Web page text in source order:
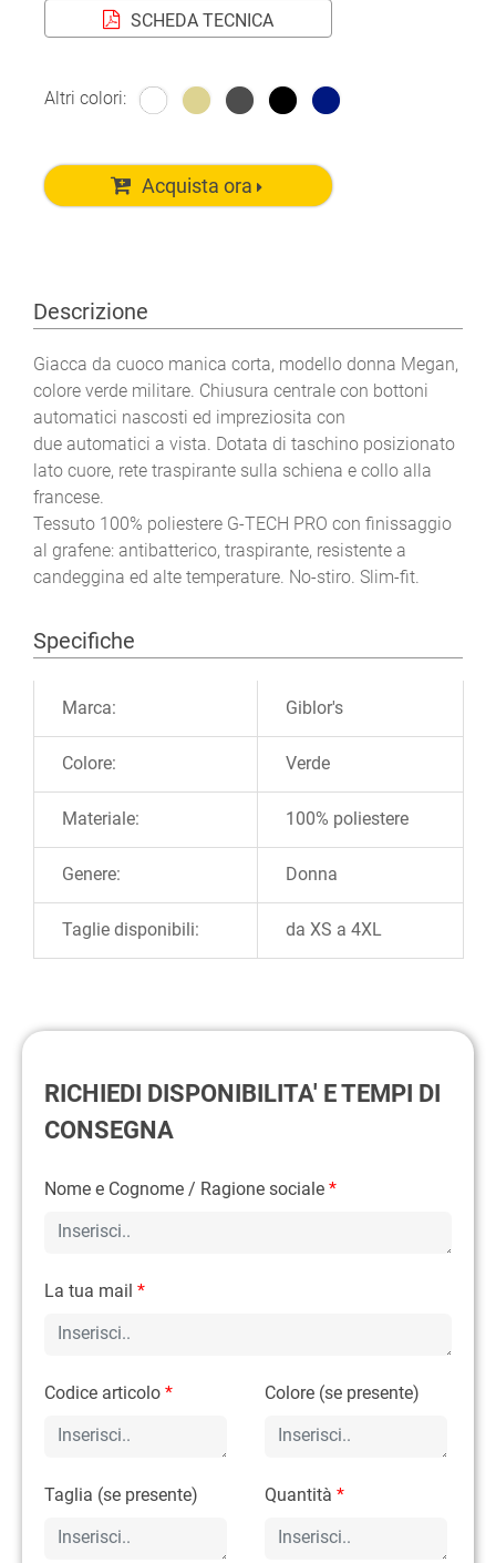
SCHEDA TECNICA
Altri colori:
Acquista ora
Descrizione
Giacca da cuoco manica corta, modello donna Megan,
colore verde militare. Chiusura centrale con bottoni
automatici nascosti ed impreziosita con
due automatici a vista. Dotata di taschino posizionato
lato cuore, rete traspirante sulla schiena e collo alla
francese.
Tessuto 100% poliestere G-TECH PRO con finissaggio
al grafene: antibatterico, traspirante, resistente a
candeggina ed alte temperature. No-stiro. Slim-fit.
Specifiche
Marca: Giblor's
Colore: Verde
Materiale: 100% poliestere
Genere: Donna
Taglie disponibili: da XS a 4XL
RICHIEDI DISPONIBILITA' E TEMPI DI
CONSEGNA
Nome e Cognome / Ragione sociale *
La tua mail *
Codice articolo * Colore (se presente)
Taglia (se presente) Quantità*